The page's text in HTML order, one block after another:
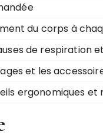
du corps à
de respiration
et les
ergonomiques